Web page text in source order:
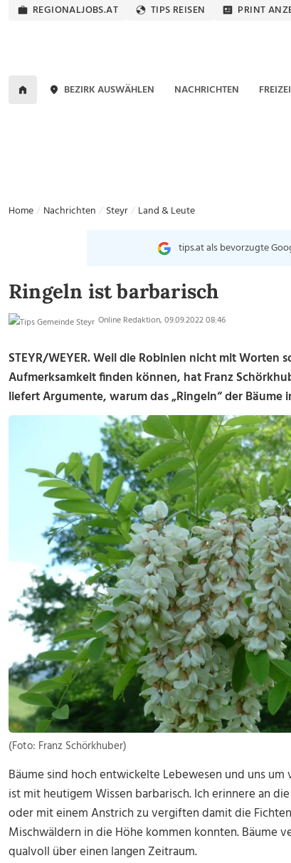
REGIONALJOBS.AT TIPS REISEN PRINT
BEZIRK AUSWÄHLEN NACHRICHTEN
Home Nachrichten Steyr Land & Leute
tips.at als bevorzugte
Ringeln ist barbarisch
Online Redaktion, 09.09.2022 08:46
STEYR/WEYER. Weil die Robinien nicht mit
Aufmerksamkeit finden können, hat Franz
liefert Argumente, warum das „Ringeln“ der
(Foto: Franz Schörkhuber)
Bäume sind hoch entwickelte Lebewesen und uns
ist mit heutigem Wissen barbarisch. Ich erinnere an
oder mit einem Anstrich zu vergiften damit die
Mischwäldern in die Höhe kommen konnten. Bäume
qualvoll über einen langen Zeitraum.